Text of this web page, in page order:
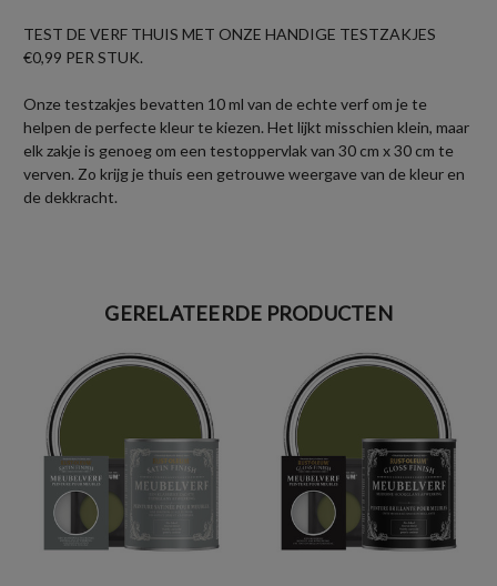
TEST DE VERF THUIS MET ONZE HANDIGE TESTZAKJES
€0,99 PER STUK.
Onze testzakjes bevatten 10 ml van de echte verf om je te
helpen de perfecte kleur te kiezen. Het lijkt misschien klein, maar
elk zakje is genoeg om een testoppervlak van 30 cm x 30 cm te
verven. Zo krijg je thuis een getrouwe weergave van de kleur en
de dekkracht.
GERELATEERDE PRODUCTEN